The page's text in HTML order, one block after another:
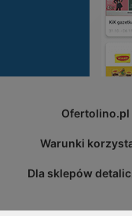
Ofertolino.pl
Warunki
Dla sklepów